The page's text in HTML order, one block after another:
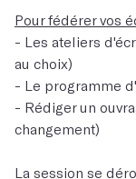
Pour fédérer vos
- Les ateliers
au choix)
- Le programme
- Rédiger un
changement)
La session se